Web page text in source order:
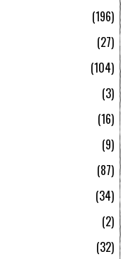
196
27
104
3
16
9
87
34
2
32